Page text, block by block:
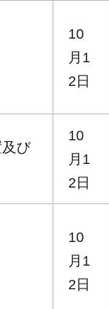
10
月1
2日
び
10
月1
2日
10
月1
2日